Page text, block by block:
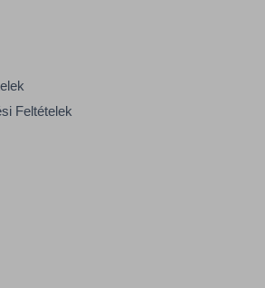
Feltételek